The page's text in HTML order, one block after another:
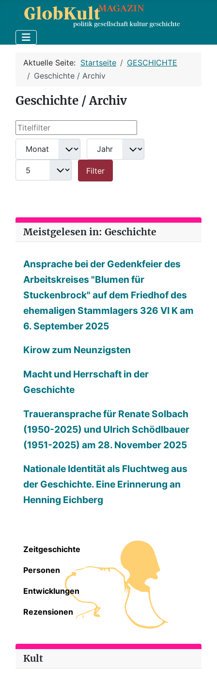
Aktuelle Seite: Startseite
GESCHICHTE
Geschichte / Archiv
Geschichte / Archiv
Filter
Titelfilter
Monat
Jahr
Filter
Meistgelesen in: Geschichte
Ansprache bei der Gedenkfeier des
Arbeitskreises "Blumen für
Stuckenbrock" auf dem Friedhof des
ehemaligen Stammlagers 326 VI K am
6. September 2025
Kirow zum Neunzigsten
Macht und Herrschaft in der
Geschichte
Traueransprache für Renate Solbach
(1950-2025) und Ulrich Schödlbauer
(1951-2025) am 28. November 2025
Nationale Identität als Fluchtweg aus
der Geschichte. Eine Erinnerung an
Henning Eichberg
Zeitgeschichte
Personen
Entwicklungen
Rezensionen
Kult